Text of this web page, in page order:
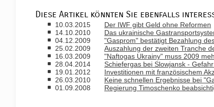
Diese Artikel könnten Sie ebenfalls
10.03.2015
Der IWF gibt Geld ohne Reformen
14.10.2010
Das ukrainische
04.12.2009
"Gasprom" bestätigt Bezahlung
25.02.2009
Auszahlung der zweiten Tranche
16.03.2009
"Naftogas Ukrainy" muss 2009
28.04.2014
Schiefergas bei Slowjansk -
19.01.2012
Investitionen mit französischem
26.03.2010
Keine schnellen Ergebnisse bei
01.09.2008
Regierung Timoschenko